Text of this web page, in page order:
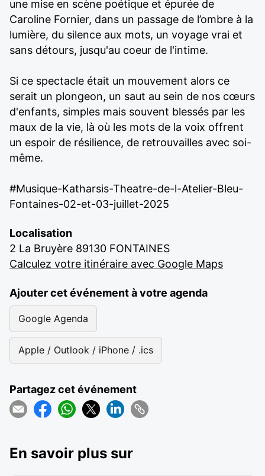
une mise en scène poétique et épurée de
Caroline Fornier, dans un passage de l’ombre à la
lumière, du silence aux mots, un voyage vrai et
sans détours, jusqu'au coeur de l'intime.
Si ce spectacle était un mouvement alors ce
serait un plongeon, un saut au sein de nos cœurs
d'enfants, simples mais souvent blessés par les
maux de la vie, là où les mots de la voix offrent
un espoir de résilience, de retrouvailles avec soi-
même.
#Musique-Katharsis-Theatre-de-l-Atelier-Bleu-
Fontaines-02-et-03-juillet-2025
Localisation
2 La Bruyère 89130 FONTAINES
Calculez votre itinéraire avec Google Maps
Ajouter cet événement à votre agenda
Google Agenda
Apple / Outlook / iPhone / .ics
Partagez cet événement
En savoir plus sur